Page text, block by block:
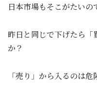
日本市場もそこがたいの
昨日と同じで下げたら
か？
「売り」から入るのは